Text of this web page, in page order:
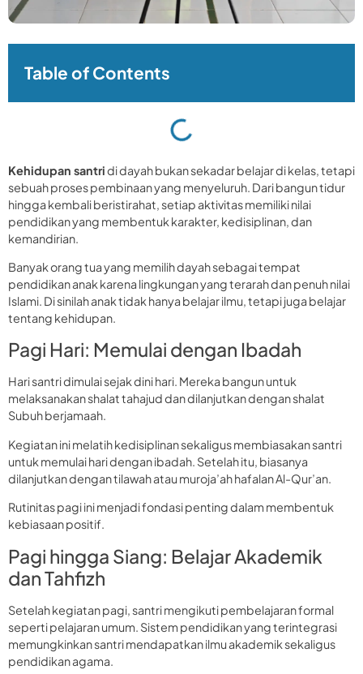
Table of Contents
Kehidupan santridi dayah bukan sekadar belajar di kelas, tetapi
sebuah proses pembinaan yang menyeluruh. Dari bangun tidur
hingga kembali beristirahat, setiap aktivitas memiliki nilai
pendidikan yang membentuk karakter, kedisiplinan, dan
kemandirian.
Banyak orang tua yang memilih dayah sebagai tempat
pendidikan anak karena lingkungan yang terarah dan penuh nilai
Islami. Di sinilah anak tidak hanya belajar ilmu, tetapi juga belajar
tentang kehidupan.
Pagi Hari: Memulai dengan Ibadah
Hari santri dimulai sejak dini hari. Mereka bangun untuk
melaksanakan shalat tahajud dan dilanjutkan dengan shalat
Subuh berjamaah.
Kegiatan ini melatih kedisiplinan sekaligus membiasakan santri
untuk memulai hari dengan ibadah. Setelah itu, biasanya
dilanjutkan dengan tilawah atau muroja’ah hafalan Al-Qur’an.
Rutinitas pagi ini menjadi fondasi penting dalam membentuk
kebiasaan positif.
Pagi hingga Siang: Belajar Akademik
dan Tahfizh
Setelah kegiatan pagi, santri mengikuti pembelajaran formal
seperti pelajaran umum. Sistem pendidikan yang terintegrasi
memungkinkan santri mendapatkan ilmu akademik sekaligus
pendidikan agama.